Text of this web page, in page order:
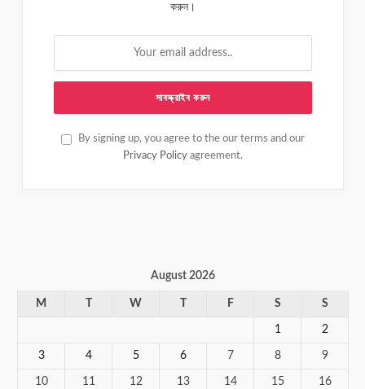
করুন।
By signing up, you agree to the our terms and our
Privacy Policy agreement.
August 2026
M W F S S
1 2
3 4 5 6 7 8 9
10 11 12 13 14 15 16